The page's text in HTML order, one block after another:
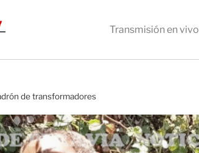
Transmisión en vivo
de transformadores